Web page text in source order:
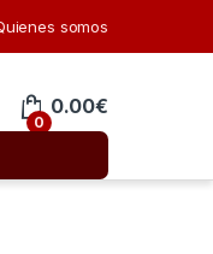
somos
0
0.00€